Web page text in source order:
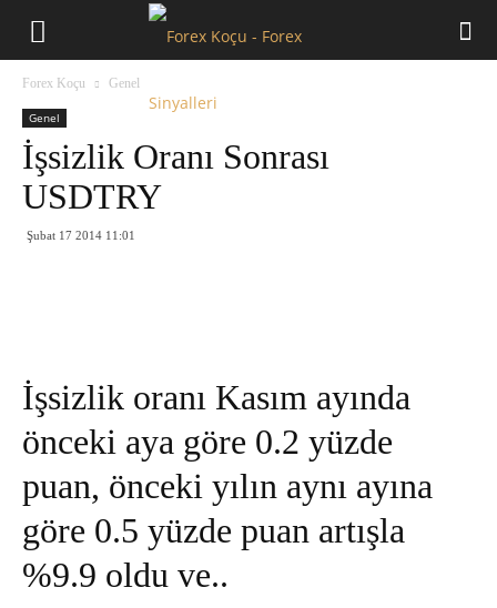
Forex Koçu Genel
Genel
İşsizlik Oranı Sonrası
USDTRY
Şubat 17 2014 11:01
İşsizlik oranı Kasım ayında
önceki aya göre 0.2 yüzde
puan, önceki yılın aynı ayına
göre 0.5 yüzde puan artışla
%9.9 oldu ve..